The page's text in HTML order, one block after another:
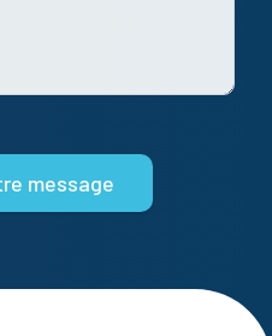
message